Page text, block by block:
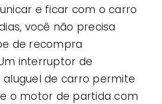
e ficar com o carro
você não precisa
de recompra
interruptor de
de carro permite
o motor de partida com